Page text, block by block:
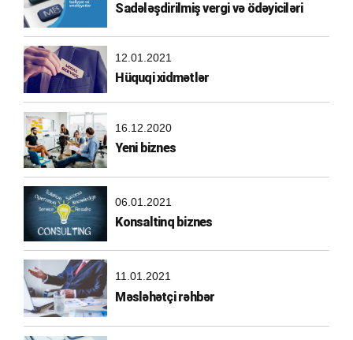
Sadələşdirilmiş vergi və ödəyiciləri
12.01.2021
Hüquqi xidmətlər
16.12.2020
Yeni biznes
06.01.2021
Konsaltinq biznes
11.01.2021
Məsləhətçi rəhbər